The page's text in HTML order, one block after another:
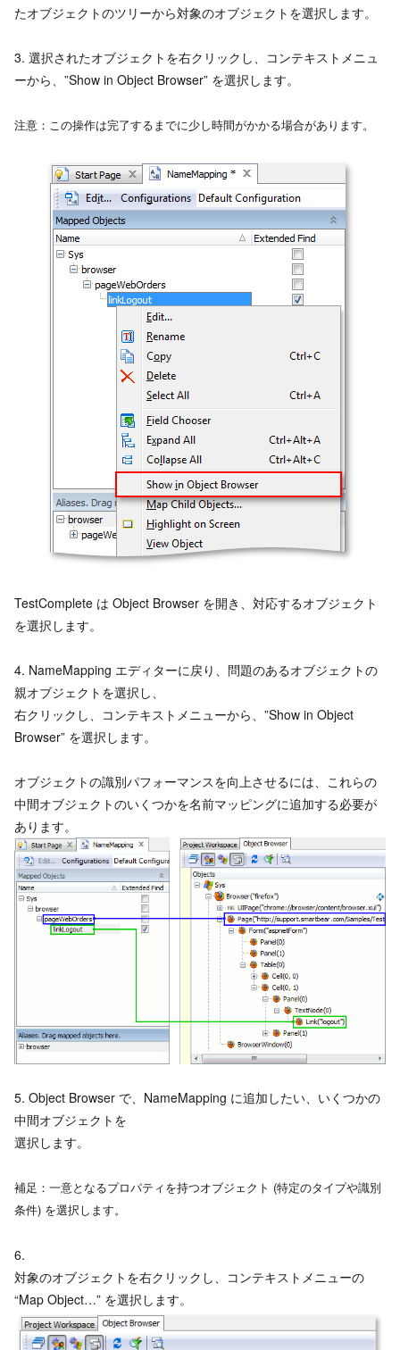
たオブジェクトのツリーから対象のオブジェクトを選択します。
3. 選択されたオブジェクトを右クリックし、コンテキストメニュ
ーから、”Show in Object Browser” を選択します。
注意：この操作は完了するまでに少し時間がかかる場合があります。
TestComplete は Object Browser を開き、対応するオブジェクト
を選択します。
4. NameMapping エディターに戻り、問題のあるオブジェクトの
親オブジェクトを選択し、
右クリックし、コンテキストメニューから、”Show in Object
Browser” を選択します。
オブジェクトの識別パフォーマンスを向上させるには、これらの
中間オブジェクトのいくつかを名前マッピングに追加する必要が
あります。
5. Object Browser で、NameMapping に追加したい、いくつかの
中間オブジェクトを
選択します。
補足：一意となるプロパティを持つオブジェクト (特定のタイプや識別
条件) を選択します。
6.
対象のオブジェクトを右クリックし、コンテキストメニューの
“Map Object…” を選択します。